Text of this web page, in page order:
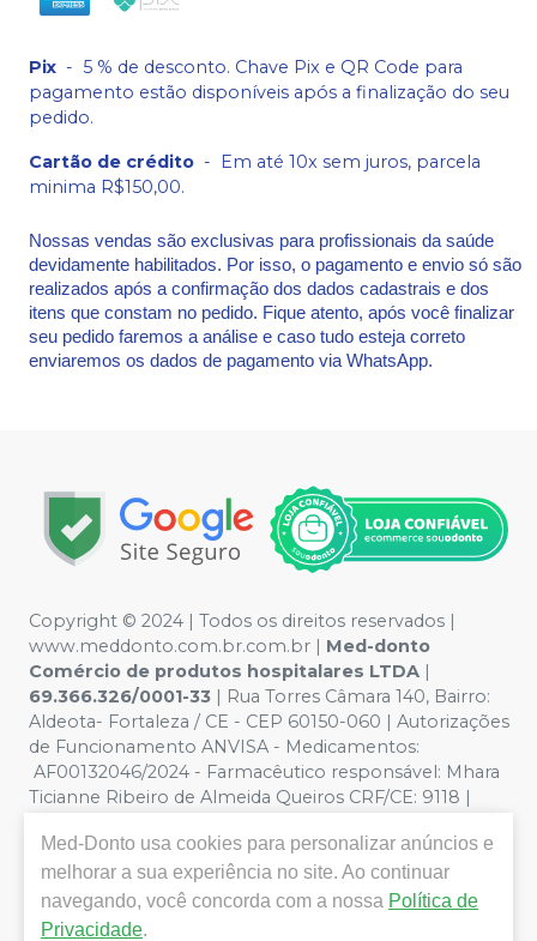
Pix - 5 % de desconto. Chave Pix e QR Code para
pagamento estão disponíveis após a finalização do seu
pedido.
Cartão de crédito - Em até 10x sem juros, parcela
minima R$150,00.
Nossas vendas são exclusivas para profissionais da saúde
devidamente habilitados. Por isso, o pagamento e envio só são
realizados após a confirmação dos dados cadastrais e dos
itens que constam no pedido. Fique atento, após você finalizar
seu pedido faremos a análise e caso tudo esteja correto
enviaremos os dados de pagamento via WhatsApp.
Copyright © 2024 | Todos os direitos reservados |
www.meddonto.com.br.com.br | Med-donto
Comércio de produtos hospitalares LTDA |
69.366.326/0001-33 | Rua Torres Câmara 140, Bairro:
Aldeota- Fortaleza / CE - CEP 60150-060 | Autorizações
de Funcionamento ANVISA - Medicamentos:
AF00132046/2024 - Farmacêutico responsável: Mhara
Ticianne Ribeiro de Almeida Queiros CRF/CE: 9118 |
ilustrativas - Os preços e condições da loja virtual estão
sujeitos a alterações. Em caso de divergência de preços
no site, o valor válido é o do Carrinho de Compra. Não
vendemos por atacado, por isso nos reservamos o
Med-Donto usa cookies para personalizar anúncios e
melhorar a sua experiência no site. Ao continuar
navegando, você concorda com a nossa Política de
Privacidade.